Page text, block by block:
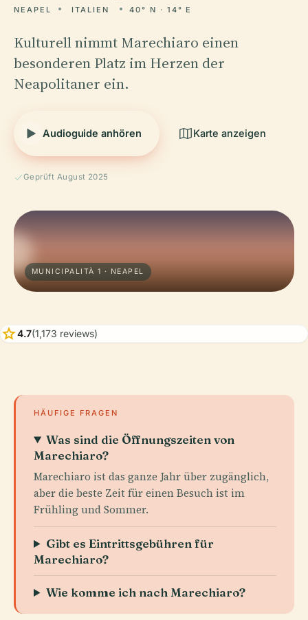
NEAPEL ITALIEN 40° N · 14° E
Kulturell nimmt Marechiaro einen
besonderen Platz im Herzen der
Neapolitaner ein.
Audioguide anhören Karte anzeigen
Geprüft August 2025
MUNICIPALITÀ 1 · NEAPEL
star4.7(1,173 reviews)
HÄUFIGE FRAGEN
Was sind die Öffnungszeiten von
Marechiaro?
Marechiaro ist das ganze Jahr über zugänglich,
aber die beste Zeit für einen Besuch ist im
Frühling und Sommer.
Gibt es Eintrittsgebühren für
Marechiaro?
Wie komme ich nach Marechiaro?